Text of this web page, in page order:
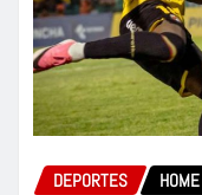
DEPORTES HOME